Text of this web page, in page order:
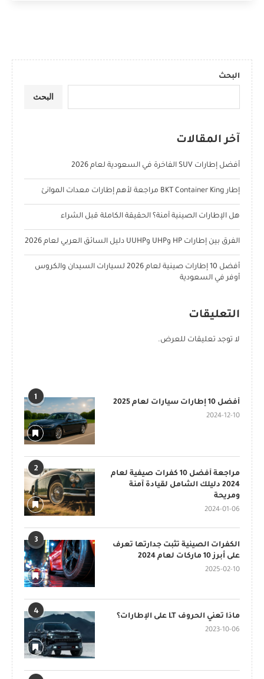
البحث
البحث
آخر المقالات
أفضل إطارات SUV الفاخرة في السعودية لعام 2026
إطار BKT Container King مراجعة لأهم إطارات معدات الموانئ
هل الإطارات الصينية آمنة؟ الحقيقة الكاملة قبل الشراء
الفرق بين إطارات HP وUHP وUUHP دليل السائق العربي لعام 2026
أفضل 10 إطارات صينية لعام 2026 لسيارات السيدان والكروس
أوفر في السعودية
التعليقات
لا توجد تعليقات للعرض.
1
أفضل 10 إطارات سيارات لعام 2025
2024-12-10
2
مراجعة أفضل 10 كفرات صيفية لعام
2024 دليلك الشامل لقيادة آمنة
ومريحة
2024-01-06
3
الكفرات الصينية تثبت جدارتها تعرف
على أبرز 10 ماركات لعام 2024
2025-02-10
4
ماذا تعني الحروف LT على الإطارات؟
2023-10-06